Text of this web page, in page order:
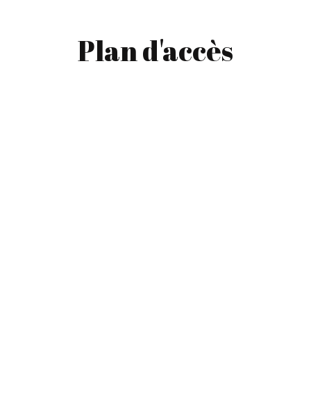
Plan d'accès